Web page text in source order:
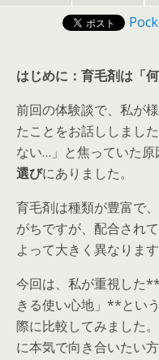
はじめに：育毛剤は「
前回の体験談で、私が
たことをお話ししまし
ない…」と焦っていた原
選びにありました。
育毛剤は種類が豊富で
がちですが、配合され
よって大きく異なります
今回は、私が重視した
きる使い心地」**とい
際に比較してみました
に本気で向き合いたい